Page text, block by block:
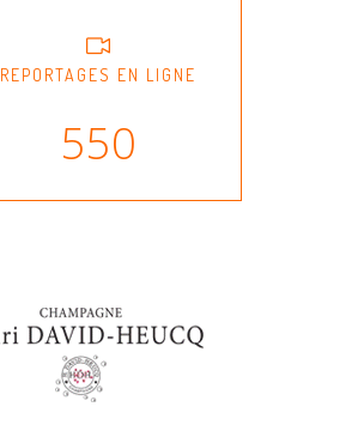
REPORTAGES EN LIGNE
550